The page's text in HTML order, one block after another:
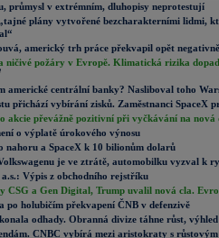
průmysl v extrémním, dluhopisy neprotestují
plány vytvořené bezcharakterními lidmi,
americký trh práce překvapil opět negativně
ničivé požáry v Evropě. Klimatická rizika
americké centrální banky? Nasliboval toho
přichází vybírání zisků. Zaměstnanci SpaceX
akcie převážně pozitivní při vyčkávání na nová
o výplatě úrokového výnosu
nahoru a SpaceX k 10 bilionům dolarů
je ve ztrátě, automobilku vyzval k
Výpis z obchodního rejstříku
CSG a Gen Digital, Trump uvalil nová cla.
po holubičím překvapení ČNB v defenzivě
odhady. Obranná divize táhne růst,
CNBC vybírá mezi aristokraty s